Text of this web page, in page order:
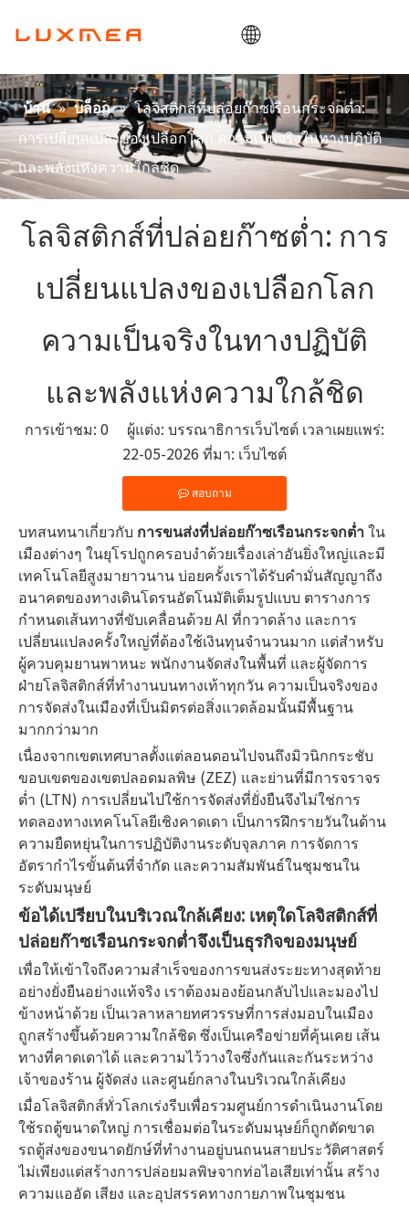
บ้าน
บริษัท
คาร์โก้ไบค์
คุณประโยชน์
โอเอ็มดี/โออีเอ็ม
ติดต่อ
บ้าน » บล็อก » โลจิสติกส์ที่ปล่อยก๊าซเรือนกระจกต่ำ:
การเปลี่ยนแปลงของเปลือกโลก ความเป็นจริงในทางปฏิบัติ
และพลังแห่งความใกล้ชิด
โลจิสติกส์ที่ปล่อยก๊าซต่ำ: การ
เปลี่ยนแปลงของเปลือกโลก
ความเป็นจริงในทางปฏิบัติ
และพลังแห่งความใกล้ชิด
การเข้าชม: 0 ผู้แต่ง: บรรณาธิการเว็บไซต์ เวลาเผยแพร่:
22-05-2026 ที่มา: เว็บไซต์
สอบถาม
บทสนทนาเกี่ยวกับ การขนส่งที่ปล่อยก๊าซเรือนกระจกต่ำใน
เมืองต่างๆ ในยุโรปถูกครอบงำด้วยเรื่องเล่าอันยิ่งใหญ่และมี
เทคโนโลยีสูงมายาวนาน บ่อยครั้งเราได้รับคำมั่นสัญญาถึง
อนาคตของทางเดินโดรนอัตโนมัติเต็มรูปแบบ ตารางการ
กำหนดเส้นทางที่ขับเคลื่อนด้วย AI ที่กวาดล้าง และการ
เปลี่ยนแปลงครั้งใหญ่ที่ต้องใช้เงินทุนจำนวนมาก แต่สำหรับ
ผู้ควบคุมยานพาหนะ พนักงานจัดส่งในพื้นที่ และผู้จัดการ
ฝ่ายโลจิสติกส์ที่ทำงานบนทางเท้าทุกวัน ความเป็นจริงของ
การจัดส่งในเมืองที่เป็นมิตรต่อสิ่งแวดล้อมนั้นมีพื้นฐาน
มากกว่ามาก
เนื่องจากเขตเทศบาลตั้งแต่ลอนดอนไปจนถึงมิวนิกกระชับ
ขอบเขตของเขตปลอดมลพิษ (ZEZ) และย่านที่มีการจราจร
ต่ำ (LTN) การเปลี่ยนไปใช้การจัดส่งที่ยั่งยืนจึงไม่ใช่การ
ทดลองทางเทคโนโลยีเชิงคาดเดา เป็นการฝึกรายวันในด้าน
ความยืดหยุ่นในการปฏิบัติงานระดับจุลภาค การจัดการ
อัตรากำไรขั้นต้นที่จำกัด และความสัมพันธ์ในชุมชนใน
ระดับมนุษย์
ข้อได้เปรียบในบริเวณใกล้เคียง: เหตุใดโลจิสติกส์ที่
ปล่อยก๊าซเรือนกระจกต่ำจึงเป็นธุรกิจของมนุษย์
เพื่อให้เข้าใจถึงความสำเร็จของการขนส่งระยะทางสุดท้าย
อย่างยั่งยืนอย่างแท้จริง เราต้องมองย้อนกลับไปและมองไป
ข้างหน้าด้วย เป็นเวลาหลายทศวรรษที่การส่งมอบในเมือง
ถูกสร้างขึ้นด้วยความใกล้ชิด ซึ่งเป็นเครือข่ายที่คุ้นเคย เส้น
ทางที่คาดเดาได้ และความไว้วางใจซึ่งกันและกันระหว่าง
เจ้าของร้าน ผู้จัดส่ง และศูนย์กลางในบริเวณใกล้เคียง
เมื่อโลจิสติกส์ทั่วโลกเร่งรีบเพื่อรวมศูนย์การดำเนินงานโดย
ใช้รถตู้ขนาดใหญ่ การเชื่อมต่อในระดับมนุษย์ก็ถูกตัดขาด
รถตู้ส่งของขนาดยักษ์ที่ทำงานอยู่บนถนนสายประวัติศาสตร์
ไม่เพียงแต่สร้างการปล่อยมลพิษจากท่อไอเสียเท่านั้น สร้าง
ความแออัด เสียง และอุปสรรคทางกายภาพในชุมชน